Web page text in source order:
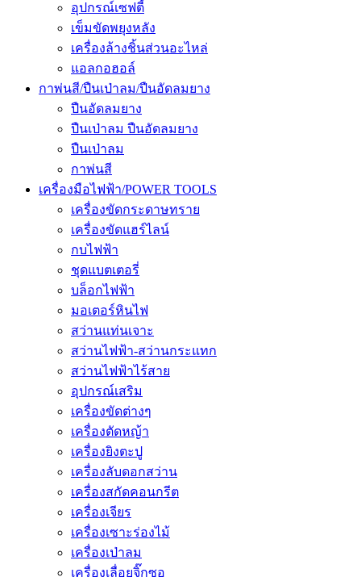
อุปกรณ์เซฟตี้
เข็มขัดพยุงหลัง
เครื่องล้างชิ้นส่วนอะไหล่
แอลกอฮอล์
กาพ่นสี/ปืนเป่าลม/ปืนอัดลมยาง
ปืนอัดลมยาง
ปืนเป่าลม ปืนอัดลมยาง
ปืนเป่าลม
กาพ่นสี
เครื่องมือไฟฟ้า/POWER TOOLS
เครื่องขัดกระดาษทราย
เครื่องขัดแฮร์ไลน์
กบไฟฟ้า
ชุดแบตเตอรี่
บล็อกไฟฟ้า
มอเตอร์หินไฟ
สว่านแท่นเจาะ
สว่านไฟฟ้า-สว่านกระแทก
สว่านไฟฟ้าไร้สาย
อุปกรณ์เสริม
เครื่องขัดต่างๆ
เครื่องตัดหญ้า
เครื่องยิงตะปู
เครื่องลับดอกสว่าน
เครื่องสกัดคอนกรีต
เครื่องเจียร
เครื่องเซาะร่องไม้
เครื่องเป่าลม
เครื่องเลื่อยจิ๊กซอ